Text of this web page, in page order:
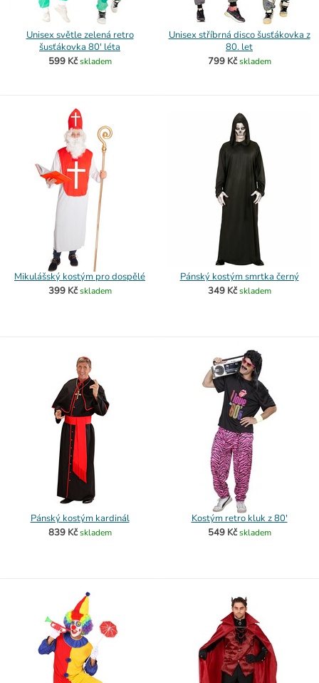
Unisex světle zelená retro
šusťákovka 80' léta
599 Kč skladem
Unisex stříbrná disco šusťákovka z
80. let
799 Kč skladem
Mikulášský kostým pro dospělé
399 Kč skladem
Pánský kostým smrtka černý
349 Kč skladem
Pánský kostým kardinál
839 Kč skladem
Kostým retro kluk z 80'
549 Kč skladem